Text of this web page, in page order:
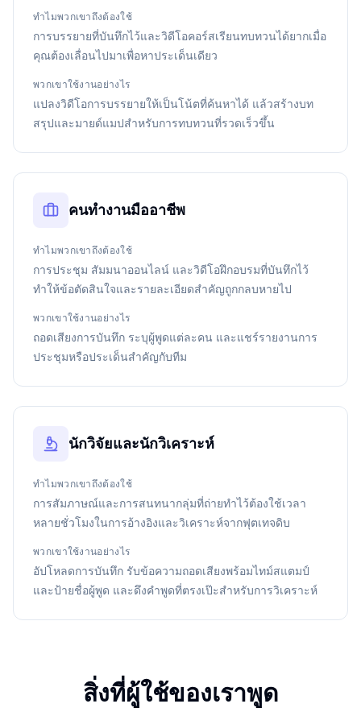
ทำไมพวกเขาถึงต้องใช้
การบรรยายที่บันทึกไว้และวิดีโอคอร์สเรียนทบทวนได้ยากเมื่อ
คุณต้องเลื่อนไปมาเพื่อหาประเด็นเดียว
พวกเขาใช้งานอย่างไร
แปลงวิดีโอการบรรยายให้เป็นโน้ตที่ค้นหาได้ แล้วสร้างบท
สรุปและมายด์แมปสำหรับการทบทวนที่รวดเร็วขึ้น
คนทำงานมืออาชีพ
ทำไมพวกเขาถึงต้องใช้
การประชุม สัมมนาออนไลน์ และวิดีโอฝึกอบรมที่บันทึกไว้
ทำให้ข้อตัดสินใจและรายละเอียดสำคัญถูกกลบหายไป
พวกเขาใช้งานอย่างไร
ถอดเสียงการบันทึก ระบุผู้พูดแต่ละคน และแชร์รายงานการ
ประชุมหรือประเด็นสำคัญกับทีม
นักวิจัยและนักวิเคราะห์
ทำไมพวกเขาถึงต้องใช้
การสัมภาษณ์และการสนทนากลุ่มที่ถ่ายทำไว้ต้องใช้เวลา
หลายชั่วโมงในการอ้างอิงและวิเคราะห์จากฟุตเทจดิบ
พวกเขาใช้งานอย่างไร
อัปโหลดการบันทึก รับข้อความถอดเสียงพร้อมไทม์สแตมป์
และป้ายชื่อผู้พูด และดึงคำพูดที่ตรงเป๊ะสำหรับการวิเคราะห์
สิ่งที่ผู้ใช้ของเราพูด